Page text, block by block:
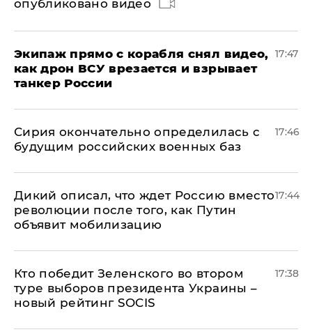
опубликовано видео
Экипаж прямо с корабля снял видео,
как дрон ВСУ врезается и взрывает
танкер России
17:47
Сирия окончательно определилась с
будущим российских военных баз
17:46
Дикий описал, что ждет Россию вместо
революции после того, как Путин
объявит мобилизацию
17:44
Кто победит Зеленского во втором
туре выборов президента Украины –
новый рейтинг SOCIS
17:38